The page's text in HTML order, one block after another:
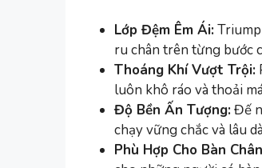
Lớp Đệm Êm Ái:
ru chân trên từng bước
Thoáng Khí Vượt Trội:
luôn khô ráo và thoải
Độ Bền Ấn Tượng:Đế
chạy vững chắc và lâu
Phù Hợp Cho Bàn